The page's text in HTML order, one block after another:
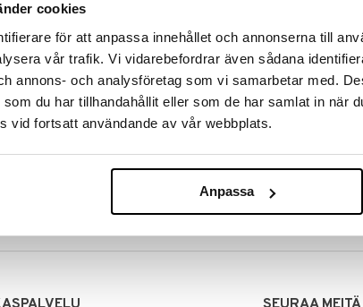
cookies
för att anpassa innehållet och annonserna till
vår trafik. Vi vidarebefordrar även sådana
annons- och analysföretag som vi samarbetar med.
du har tillhandahållit eller som de har samlat in när
vid fortsatt användande av vår webbplats.
Anpassa
13.00 tehdyt tilaukset lähetetään
Ostamalla suuria
voimme pitää
Voit olla varma,